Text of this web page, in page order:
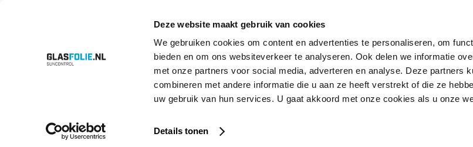
Deze website maakt gebruik van cookies
We gebruiken cookies om content en advertenties te personaliseren, om
bieden en om ons websiteverkeer te analyseren. Ook delen we informatie
met onze partners voor social media, adverteren en analyse. Deze partners
combineren met andere informatie die u aan ze heeft verstrekt of die ze
uw gebruik van hun services. U gaat akkoord met onze cookies als u onze
Details tonen
Overslaan
ProductenOplossingen ProjectenReferentiesOver ons ContactFAQ
EEN EXTREEM WARME WEEK IN